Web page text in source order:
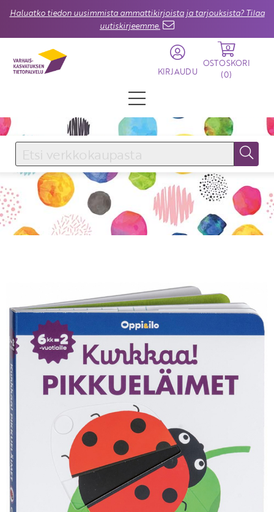
Haluatko tiedon uusimmista ammattikirjoista ja tarjouksista? Tilaa
uutiskirjeemme.
KIRJAUDU
0
OSTOSKORI
(0)
KIRJAUDU SISÄÄN
Käyttäjätunnus
Salasana
Etkö ole vielä Varhaiskasvatuksen Tietopalvelun
jäsen?
Liity tästä!